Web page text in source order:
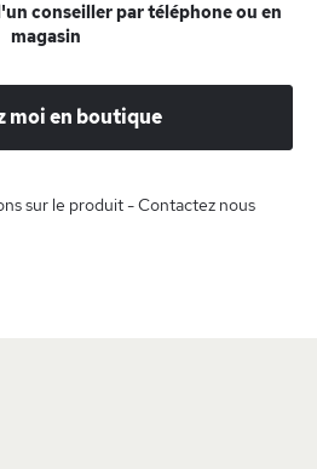
conseiller par téléphone ou en
magasin
moi en boutique
sur le produit - Contactez nous